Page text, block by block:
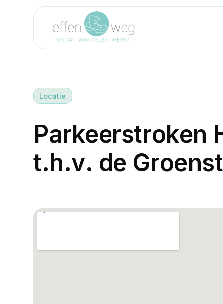
Locatie
Parkeerstroken
t.h.v. de Groenst